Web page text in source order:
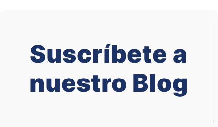
Suscríbete a
nuestro Blog